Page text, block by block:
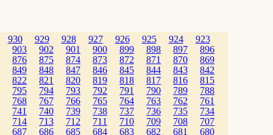
930 929 928 927 926 925 924
923
903 902 901 900 899 898 897
896
876 875 874 873 872 871 870
869
849 848 847 846 845 844 843
842
822 821 820 819 818 817 816
815
795 794 793 792 791 790 789
788
768 767 766 765 764 763 762
761
741 740 739 738 737 736 735
734
714 713 712 711 710 709 708
707
687 686 685 684 683 682 681 680